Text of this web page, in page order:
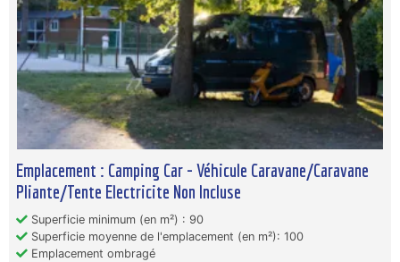
Emplacement : Camping Car - Véhicule Caravane/Caravane
Pliante/Tente Electricite Non Incluse
Superficie minimum (en m²) : 90
Superficie moyenne de l'emplacement (en m²): 100
Emplacement ombragé